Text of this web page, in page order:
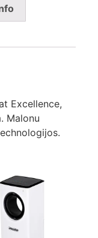
Excellence,
Malonu